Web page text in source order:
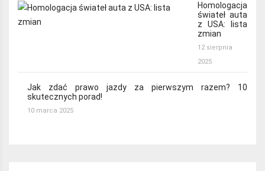
Homologacja
świateł auta
z USA: lista
zmian
12 sierpnia
2025
Jak zdać prawo jazdy za pierwszym razem? 10
skutecznych porad!
10 marca 2025